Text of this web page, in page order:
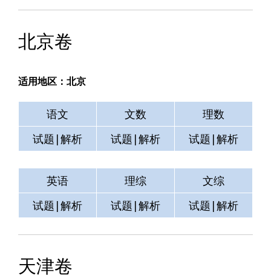
北京卷
适用地区：北京
语文 文数
理数
试题|解析
试题|解析 试题|解析
英语 理综
文综
试题|解析
试题|解析 试题|解析
天津卷